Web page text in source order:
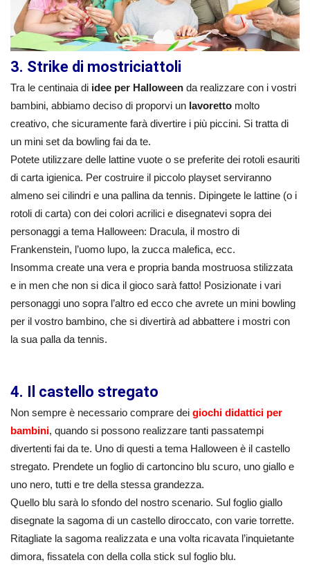
3. Strike di mostriciattoli
Tra le centinaia di idee per Halloween da realizzare con i vostri
bambini, abbiamo deciso di proporvi un lavoretto molto
creativo, che sicuramente farà divertire i più piccini. Si tratta di
un mini set da bowling fai da te.
Potete utilizzare delle lattine vuote o se preferite dei rotoli esauriti
di carta igienica. Per costruire il piccolo playset serviranno
almeno sei cilindri e una pallina da tennis. Dipingete le lattine (o i
rotoli di carta) con dei colori acrilici e disegnatevi sopra dei
personaggi a tema Halloween: Dracula, il mostro di
Frankenstein, l’uomo lupo, la zucca malefica, ecc.
Insomma create una vera e propria banda mostruosa stilizzata
e in men che non si dica il gioco sarà fatto! Posizionate i vari
personaggi uno sopra l’altro ed ecco che avrete un mini bowling
per il vostro bambino, che si divertirà ad abbattere i mostri con
la sua palla da tennis.
4. Il castello stregato
Non sempre è necessario comprare dei giochi didattici per
bambini, quando si possono realizzare tanti passatempi
divertenti fai da te. Uno di questi a tema Halloween è il castello
stregato. Prendete un foglio di cartoncino blu scuro, uno giallo e
uno nero, tutti e tre della stessa grandezza.
Quello blu sarà lo sfondo del nostro scenario. Sul foglio giallo
disegnate la sagoma di un castello diroccato, con varie torrette.
Ritagliate la sagoma realizzata e una volta ricavata l’inquietante
dimora, fissatela con della colla stick sul foglio blu.